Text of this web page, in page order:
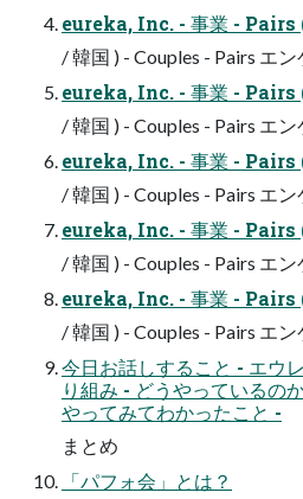
eureka, Inc. - 事業 - Pairs
/ 韓国 ) - Couples - Pairs エン
eureka, Inc. - 事業 - Pairs
/ 韓国 ) - Couples - Pairs エン
eureka, Inc. - 事業 - Pairs
/ 韓国 ) - Couples - Pairs エン
eureka, Inc. - 事業 - Pairs
/ 韓国 ) - Couples - Pairs エン
eureka, Inc. - 事業 - Pairs
/ 韓国 ) - Couples - Pairs エン
今日お話しすること - エウ
り組み - どうやっているの
やってみてわかったこと -
まとめ
「パフォ会」とは？